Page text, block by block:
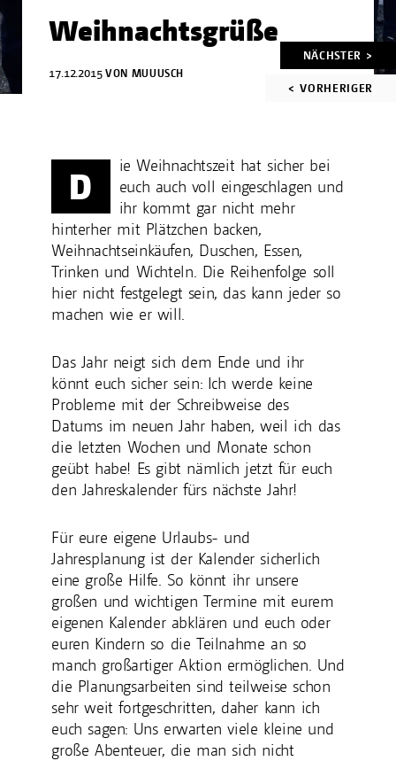
Artikelnavigation
NÄCHSTER >
< VORHERIGER
Weihnachtsgrüße
17.12.2015 VON MUUUSCH
D
ie Weihnachtszeit hat sicher bei
euch auch voll eingeschlagen und
ihr kommt gar nicht mehr
hinterher mit Plätzchen backen,
Weihnachtseinkäufen, Duschen, Essen,
Trinken und Wichteln. Die Reihenfolge soll
hier nicht festgelegt sein, das kann jeder so
machen wie er will.
Das Jahr neigt sich dem Ende und ihr
könnt euch sicher sein: Ich werde keine
Probleme mit der Schreibweise des
Datums im neuen Jahr haben, weil ich das
die letzten Wochen und Monate schon
geübt habe! Es gibt nämlich jetzt für euch
den Jahreskalender fürs nächste Jahr!
Für eure eigene Urlaubs- und
Jahresplanung ist der Kalender sicherlich
eine große Hilfe. So könnt ihr unsere
großen und wichtigen Termine mit eurem
eigenen Kalender abklären und euch oder
euren Kindern so die Teilnahme an so
manch großartiger Aktion ermöglichen. Und
die Planungsarbeiten sind teilweise schon
sehr weit fortgeschritten, daher kann ich
euch sagen: Uns erwarten viele kleine und
große Abenteuer, die man sich nicht